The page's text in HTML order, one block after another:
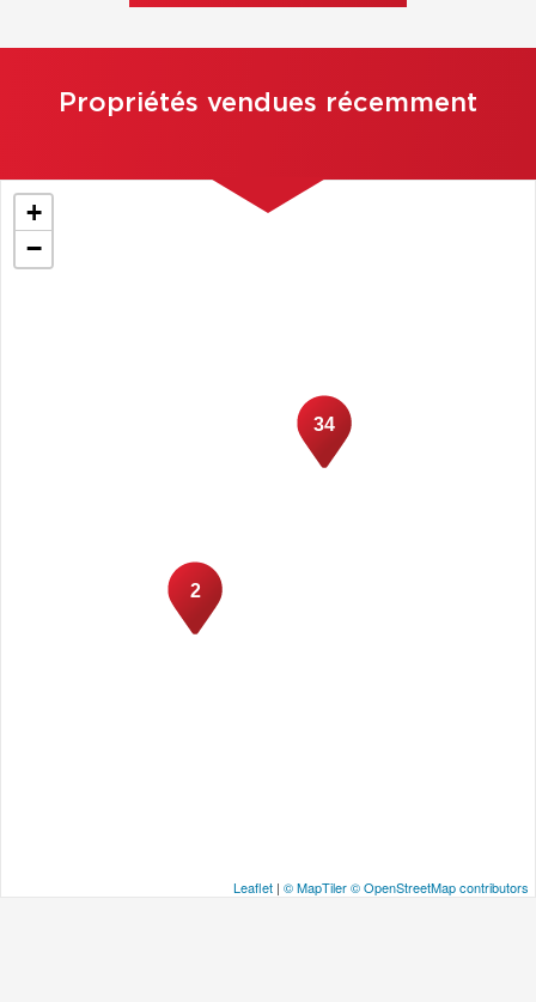
Propriétés vendues récemment
2
34
+
−
Leaflet | © MapTiler© OpenStreetMap contributors